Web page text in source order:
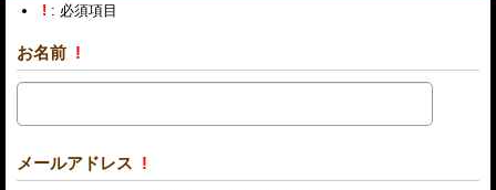
! : 必須項目
お名前 !
メールアドレス !